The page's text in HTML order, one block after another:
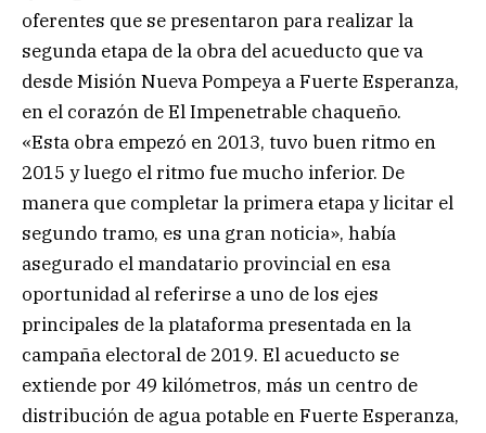
oferentes que se presentaron para realizar la
segunda etapa de la obra del acueducto que va
desde Misión Nueva Pompeya a Fuerte Esperanza,
en el corazón de El Impenetrable chaqueño.
«Esta obra empezó en 2013, tuvo buen ritmo en
2015 y luego el ritmo fue mucho inferior. De
manera que completar la primera etapa y licitar el
segundo tramo, es una gran noticia», había
asegurado el mandatario provincial en esa
oportunidad al referirse a uno de los ejes
principales de la plataforma presentada en la
campaña electoral de 2019. El acueducto se
extiende por 49 kilómetros, más un centro de
distribución de agua potable en Fuerte Esperanza,